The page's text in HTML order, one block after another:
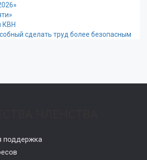
КВН
сделать труд более безопасным
поддержка